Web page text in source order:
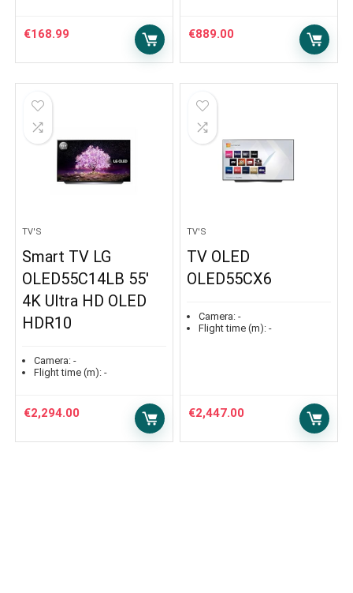
€168.99 €889.00
TV'S
Smart TV LG
OLED55C14LB 55′
4K Ultra HD OLED
HDR10
Camera: -
Flight time (m): -
€2,294.00
TV'S
TV OLED
OLED55CX6
Camera: -
Flight time (m): -
€2,447.00